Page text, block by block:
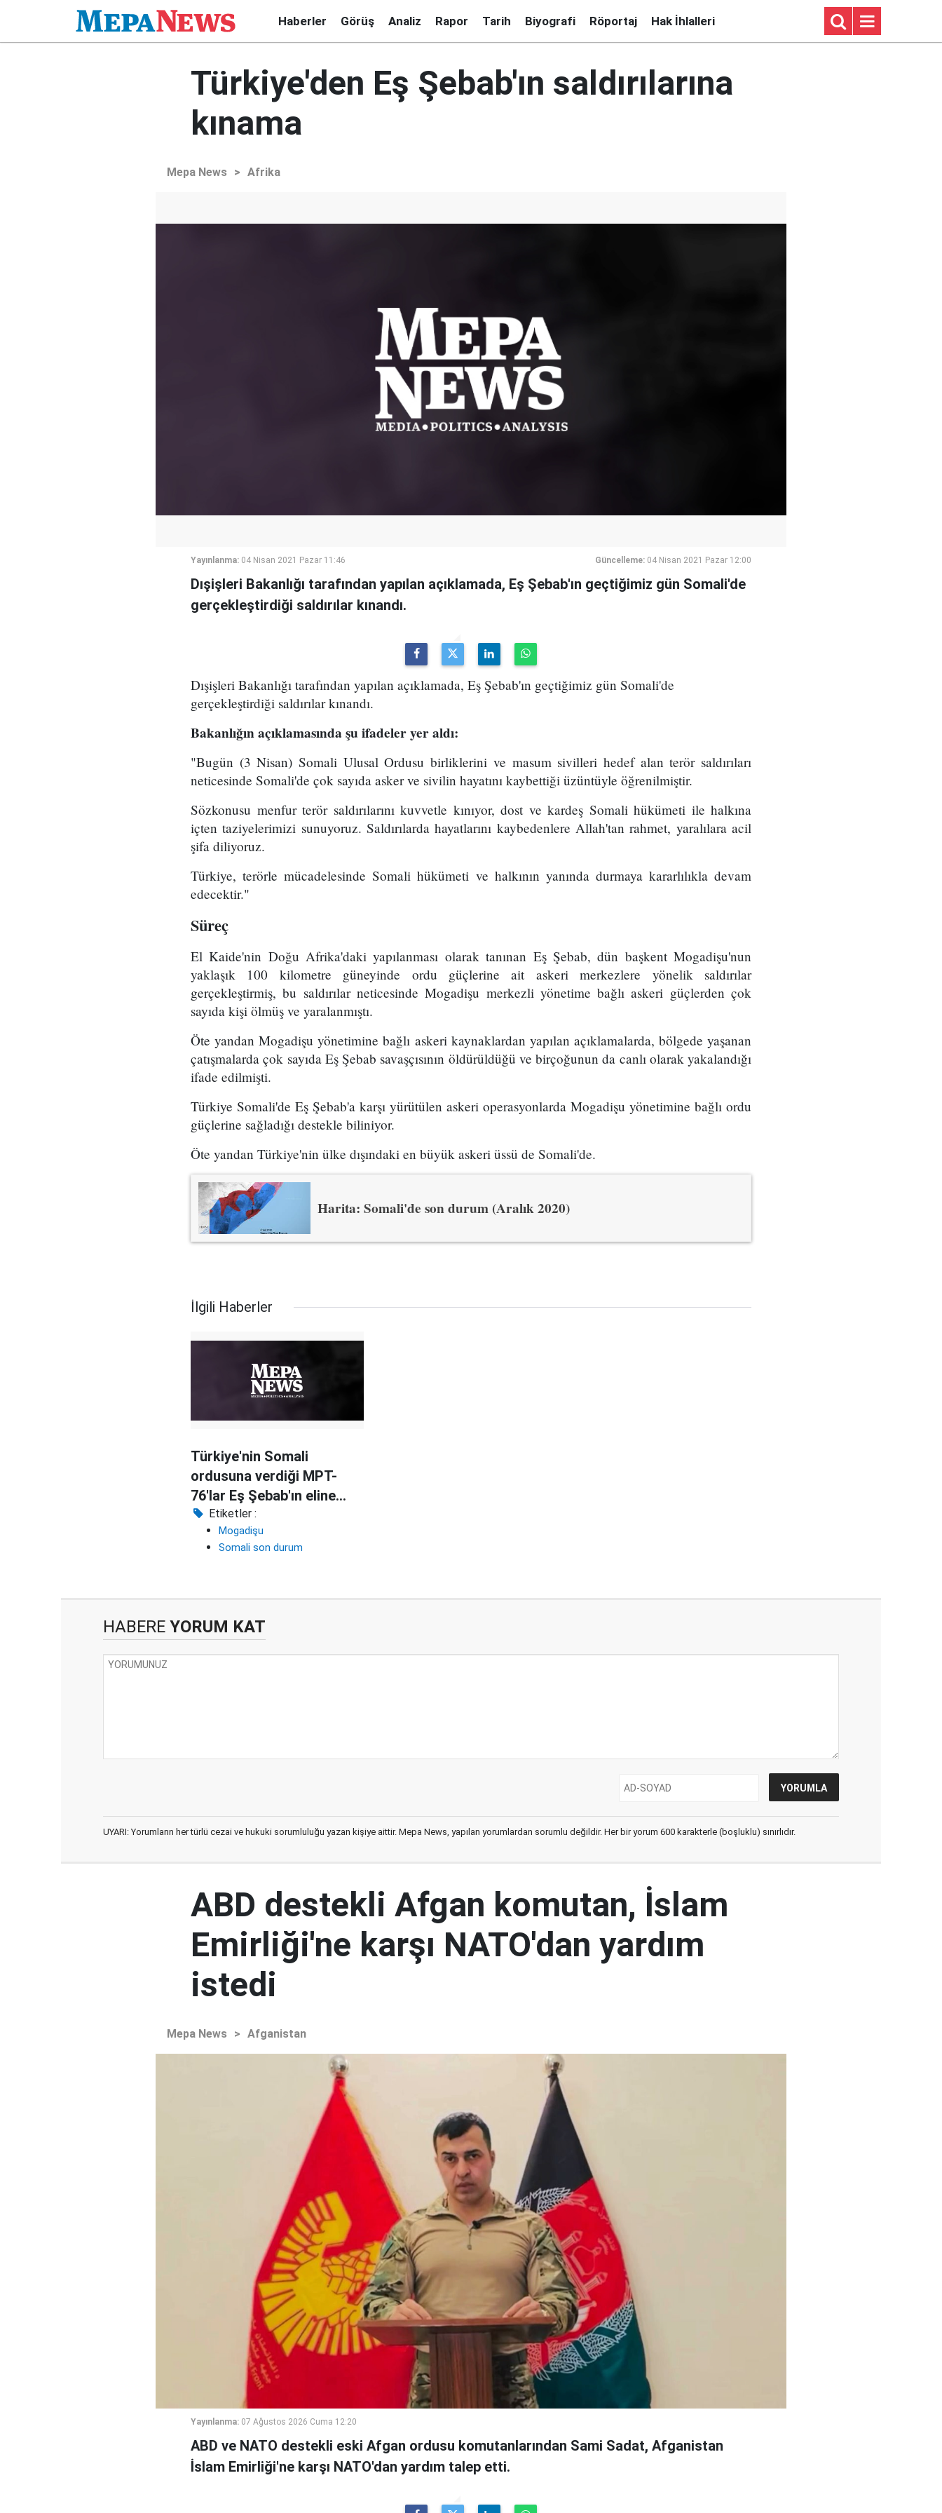
Haberler Görüş Analiz Rapor Tarih Biyografi Röportaj Hak İhlalleri
Türkiye'den Eş Şebab'ın saldırılarına
kınama
Mepa News > Afrika
Yayınlanma: 04 Nisan 2021 Pazar 11:46 Güncelleme: 04 Nisan 2021 Pazar 12:00
Dışişleri Bakanlığı tarafından yapılan açıklamada, Eş Şebab'ın geçtiğimiz gün Somali'de
gerçekleştirdiği saldırılar kınandı.
Dışişleri Bakanlığı tarafından yapılan açıklamada, Eş Şebab'ın geçtiğimiz gün Somali'de
gerçekleştirdiği saldırılar kınandı.
Bakanlığın açıklamasında şu ifadeler yer aldı:
"Bugün (3 Nisan) Somali Ulusal Ordusu birliklerini ve masum sivilleri hedef alan terör saldırıları
neticesinde Somali'de çok sayıda asker ve sivilin hayatını kaybettiği üzüntüyle öğrenilmiştir.
Sözkonusu menfur terör saldırılarını kuvvetle kınıyor, dost ve kardeş Somali hükümeti ile halkına
içten taziyelerimizi sunuyoruz. Saldırılarda hayatlarını kaybedenlere Allah'tan rahmet, yaralılara acil
şifa diliyoruz.
Türkiye, terörle mücadelesinde Somali hükümeti ve halkının yanında durmaya kararlılıkla devam
edecektir."
Süreç
El Kaide'nin Doğu Afrika'daki yapılanması olarak tanınan Eş Şebab, dün başkent Mogadişu'nun
yaklaşık 100 kilometre güneyinde ordu güçlerine ait askeri merkezlere yönelik saldırılar
gerçekleştirmiş, bu saldırılar neticesinde Mogadişu merkezli yönetime bağlı askeri güçlerden çok
sayıda kişi ölmüş ve yaralanmıştı.
Öte yandan Mogadişu yönetimine bağlı askeri kaynaklardan yapılan açıklamalarda, bölgede yaşanan
çatışmalarda çok sayıda Eş Şebab savaşçısının öldürüldüğü ve birçoğunun da canlı olarak yakalandığı
ifade edilmişti.
Türkiye Somali'de Eş Şebab'a karşı yürütülen askeri operasyonlarda Mogadişu yönetimine bağlı ordu
güçlerine sağladığı destekle biliniyor.
Öte yandan Türkiye'nin ülke dışındaki en büyük askeri üssü de Somali'de.
Harita: Somali'de son durum (Aralık 2020)
İlgili Haberler
Türkiye'nin Somali
ordusuna verdiği MPT-
76'lar Eş Şebab'ın eline
geçtiEtiketler :
Mogadişu
Somali son durum
HABERE YORUM KAT
UYARI: Yorumların her türlü cezai ve hukuki sorumluluğu yazan kişiye aittir. Mepa News, yapılan yorumlardan sorumlu değildir. Her bir yorum 600 karakterle (boşluklu) sınırlıdır.
ABD destekli Afgan komutan, İslam
Emirliği'ne karşı NATO'dan yardım
istedi
Mepa News > Afganistan
Yayınlanma: 07 Ağustos 2026 Cuma 12:20
ABD ve NATO destekli eski Afgan ordusu komutanlarından Sami Sadat, Afganistan
İslam Emirliği'ne karşı NATO'dan yardım talep etti.